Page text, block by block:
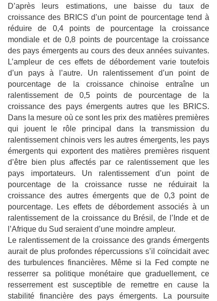
D’après leurs estimations, une baisse du taux de
croissance des BRICS d’un point de pourcentage tend à
réduire de 0,4 points de pourcentage la croissance
mondiale et de 0,8 points de pourcentage la croissance
des pays émergents au cours des deux années suivantes.
L’ampleur de ces effets de débordement varie toutefois
d’un pays à l’autre. Un ralentissement d’un point de
pourcentage de la croissance chinoise entraîne un
ralentissement de 0,5 points de pourcentage de la
croissance des pays émergents autres que les BRICS.
Dans la mesure où ce sont les prix des matières premières
qui jouent le rôle principal dans la transmission du
ralentissement chinois vers les autres émergents, les pays
émergents qui exportent des matières premières risquent
d’être bien plus affectés par ce ralentissement que les
pays importateurs. Un ralentissement d’un point de
pourcentage de la croissance russe ne réduirait la
croissance des autres émergents que de 0,3 point de
pourcentage. Les effets de débordement associés à un
ralentissement de la croissance du Brésil, de l’Inde et de
l’Afrique du Sud seraient d’une moindre ampleur.
Le ralentissement de la croissance des grands émergents
aurait de plus profondes répercussions s’il coïncidait avec
des turbulences financières. Même si la Fed compte ne
resserrer sa politique monétaire que graduellement, ce
resserrement est susceptible de remettre en cause la
stabilité financière des pays émergents. La poursuite